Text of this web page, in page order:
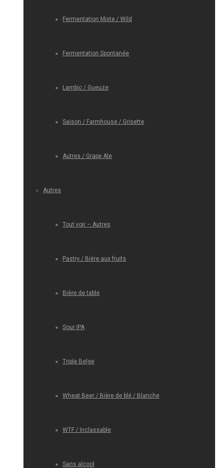
Fermentation Mixte / Wild
Fermentation Spontanée
Lambic / Gueuze
Saison / Farmhouse / Grisette
Autres / Grape Ale
Autres
Tout voir – Autres
Pastry / Bière aux fruits
Bière de table
Sour IPA
Triple Belge
Wheat Beer / Bière de blé / Blanche
WTF / Inclassable
Sans alcool